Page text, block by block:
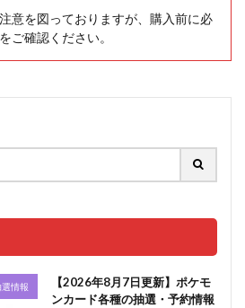
意を図っておりますが、購入前に必
ご確認ください。
選情報
【2026年8月7日更新】ポケモ
ンカード各種の抽選・予約情報